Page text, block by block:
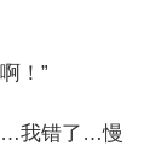
！”
…我错了…慢